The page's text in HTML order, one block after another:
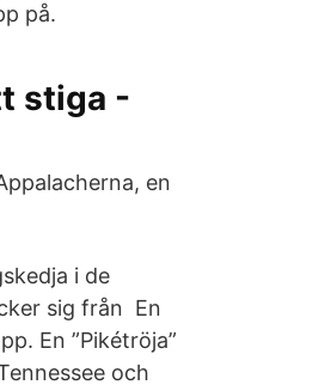
på.
stiga -
en
i de
sig från En
En ”​Pikétröja”
och